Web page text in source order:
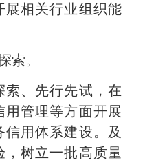
展相关行业组织能
。
、先行先试，在
用管理等方面开展
用体系建设。及
，树立一批高质量